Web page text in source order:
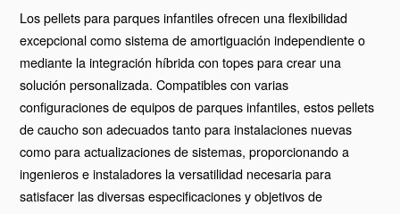
Los pellets para parques infantiles ofrecen una flexibilidad
excepcional como sistema de amortiguación independiente o
mediante la integración híbrida con topes para crear una
solución personalizada. Compatibles con varias
configuraciones de equipos de parques infantiles, estos pellets
de caucho son adecuados tanto para instalaciones nuevas
como para actualizaciones de sistemas, proporcionando a
ingenieros e instaladores la versatilidad necesaria para
satisfacer las diversas especificaciones y objetivos de